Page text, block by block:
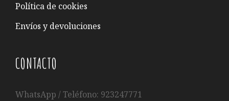
Política de cookies
Envíos y devoluciones
CONTACTO
WhatsApp / Teléfono: 923247771